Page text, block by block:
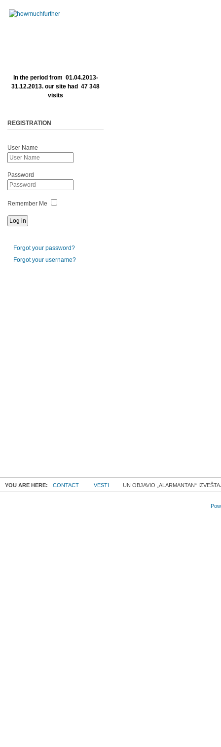
In the period from 01.04.2013-
31.12.2013. our site had 47 348
visits
REGISTRATION
User Name
Password
Remember Me
Forgot your password?
Forgot your username?
YOU ARE HERE: CONTACT VESTI UN OBJAVIO „ALARMANTAN“